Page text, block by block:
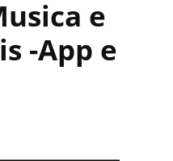
e
-App e